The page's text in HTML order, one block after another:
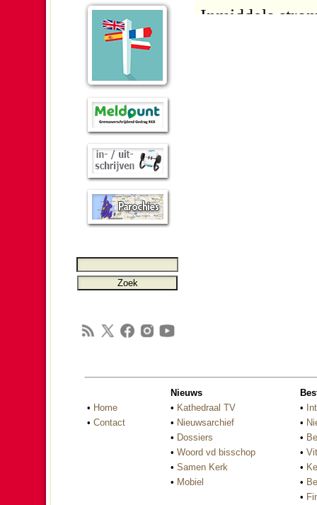
• Home
• Contact
Nieuws
• Kathedraal TV
• Nieuwsarchief
• Dossiers
• Woord vd bisschop
• Samen Kerk
• Mobiel
•
•
•
•
•
•
•